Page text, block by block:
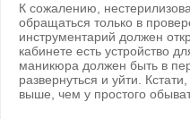
К сожалению,
обращаться только в
инструментарий должен
кабинете есть устройство
маникюра должен быть в
развернуться и уйти.
выше, чем у простого